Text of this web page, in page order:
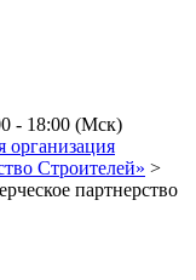
- 18:00 (Мск)
организация
Строителей» >
партнерство